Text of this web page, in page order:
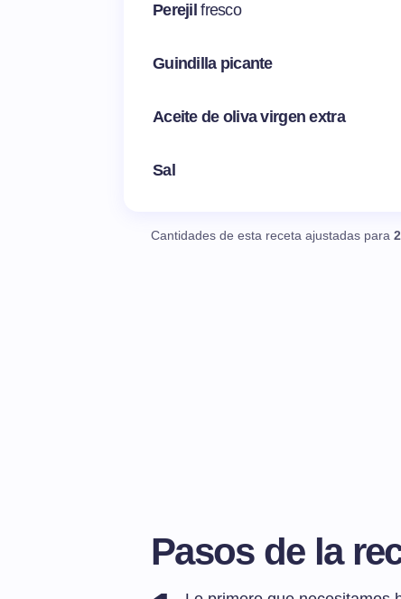
Perejilfresco
Guindilla picante
Aceite de oliva virgen extra
Sal
Cantidades de esta receta ajustadas para 2
Pasos de la